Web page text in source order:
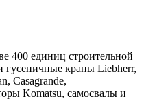
400 единиц строительной
гусеничные краны Liebherr,
Casagrande,
Komatsu, самосвалы и